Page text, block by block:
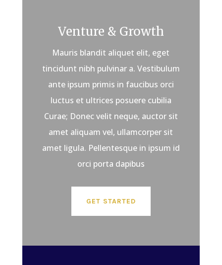
Venture & Growth
Mauris blandit aliquet elit, eget
tincidunt nibh pulvinar a. Vestibulum
ante ipsum primis in faucibus orci
luctus et ultrices posuere cubilia
Curae; Donec velit neque, auctor sit
amet aliquam vel, ullamcorper sit
amet ligula. Pellentesque in ipsum id
orci porta dapibus
GET STARTED